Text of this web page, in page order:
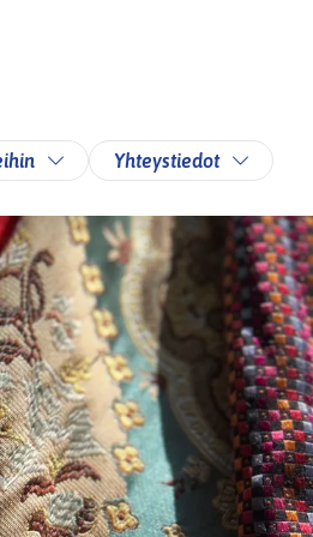
Vaihda alasvetovalikkoa
Yhteystiedot Vaihda